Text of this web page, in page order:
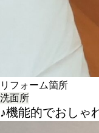
リフォーム箇所
洗面所
♪機能的でおしゃ